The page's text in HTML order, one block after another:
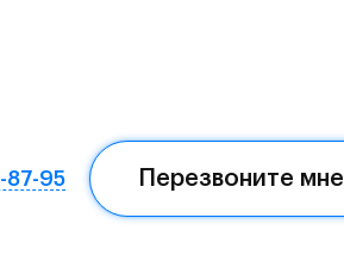
87-95 Перезвоните мне